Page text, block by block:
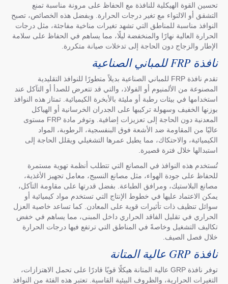
تحسين القوة الهيكلية للنافذة مع الحفاظ على مرونة مناسبة تمنع
التشقق أو الالتواء مع تغير درجات الحرارة. وبفضل هذه الخصائص، تصبح
النوافذ مناسبة للمناطق التي تشهد تغيرات مناخية مفاجئة، مثل درجات
الحرارة العالية نهارًا والمنخفضة ليلًا، مما يساهم في الحفاظ على سلامة
الإطار والزجاج دون الحاجة إلى تدخلات صيانة متكررة.
نافذة FRP للمباني الصناعية
تقدم نافذة FRP للمباني الصناعية بديلاً متطورًا للنوافذ التقليدية
المصنوعة من الألمنيوم أو الفولاذ، والتي قد تتعرض للصدأ أو التآكل عند
استخدامها في بيئات رطبة أو مليئة بالأبخرة الكيميائية. تمتاز هذه النوافذ
بوزنها الخفيف وسهولة تركيبها على الجدران الخرسانية أو الهياكل
المعدنية دون الحاجة إلى تعزيزات إضافية. وتوفر مادة FRP مستوى
عاليًا من المقاومة ضد الأشعة فوق البنفسجية، الرطوبة، المواد
الكيميائية، والاحتكاك، مما يطيل عمرها التشغيلي ويقلل الحاجة إلى
استبدالها خلال فترة قصيرة.
تُستخدم هذه النوافذ في المصانع التي تتطلب أنظمة تهوية مستمرة
للحفاظ على جودة الهواء، مثل مصانع النسيج، معامل تجهيز الأغذية،
مصانع البلاستيك، ومرافق الطباعة. بفضل قدرتها على مقاومة التآكل،
يمكن الاعتماد عليها في خطوط الإنتاج التي تستخدم مواد كيميائية أو
سوائل تنظيف ذات تأثيرات قوية على المعادن. كما تساعد خاصية العزل
الحراري في تقليل الفاقد الحراري داخل المبنى، مما يساهم في خفض
تكاليف التشغيل وخاصةً في المناطق التي ترتفع فيها درجات الحرارة
خلال فصل الصيف.
نافذة GRP عالية المتانة
توفر نافذة GRP عالية المتانة هيكلًا قويًا قادرًا على تحمل الاهتزازات،
التغيرات الحرارية، والظروف البيئية القاسية. تعتبر هذه الفئة من النوافذ